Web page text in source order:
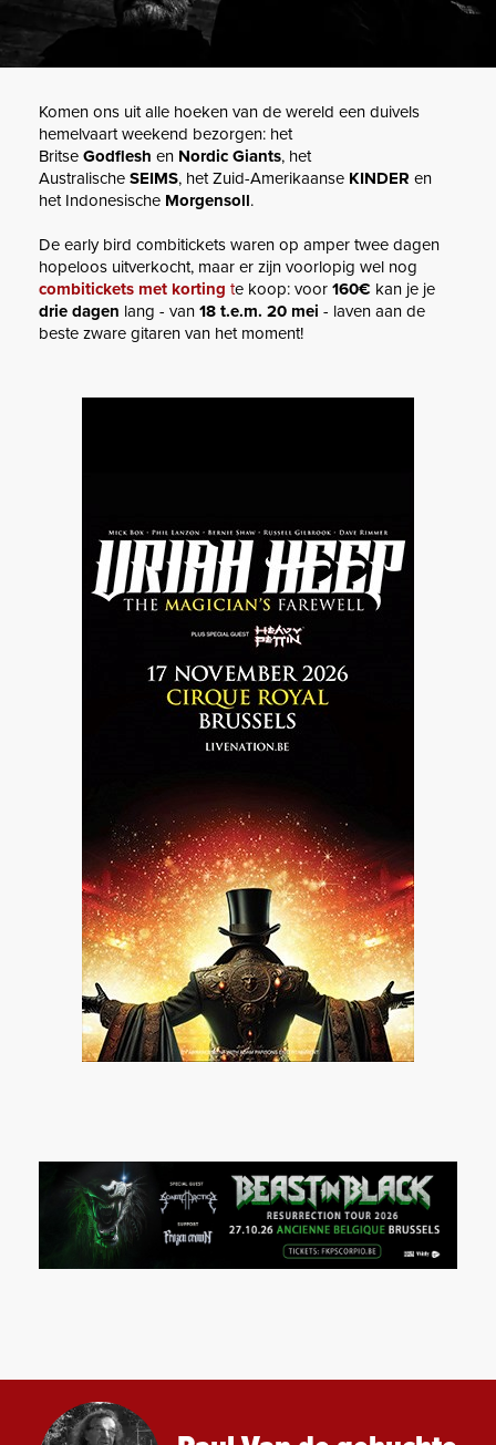
Komen ons uit alle hoeken van de wereld een duivels
hemelvaart weekend bezorgen: het
Britse Godflesh en Nordic Giants, het
Australische SEIMS, het Zuid-Amerikaanse KINDER en
het Indonesische Morgensoll.
De early bird combitickets waren op amper twee dagen
hopeloos uitverkocht, maar er zijn voorlopig wel nog
combitickets met korting te koop: voor 160€ kan je je
drie dagen lang - van 18 t.e.m. 20 mei - laven aan de
beste zware gitaren van het moment!